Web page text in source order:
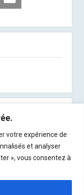
votre expérience de
et analyser
», vous consentez à
dans